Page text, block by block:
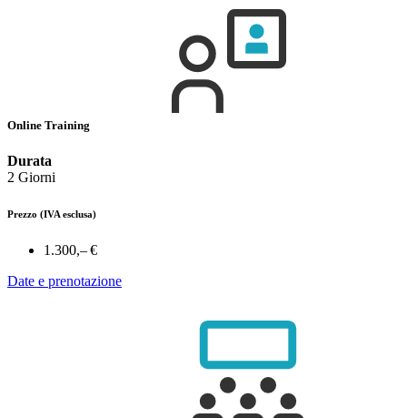
Online Training
Durata
2 Giorni
Prezzo (IVA esclusa)
1.300,– €
Date e prenotazione